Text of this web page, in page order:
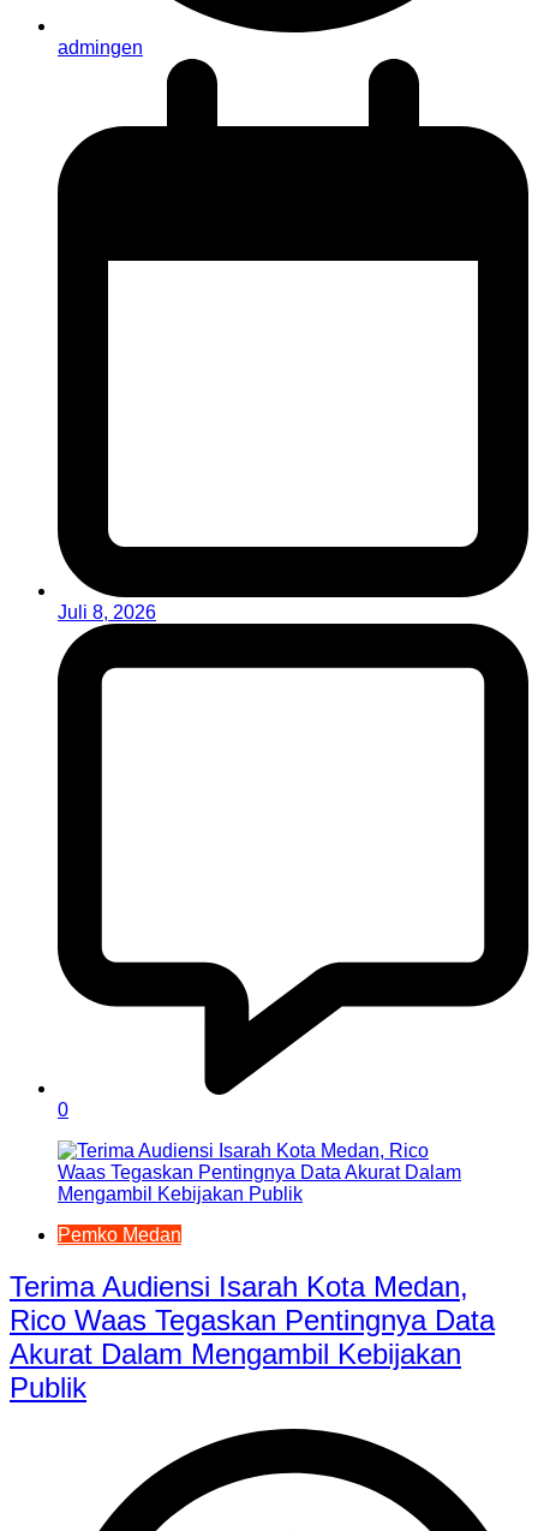
admingen
Juli 8, 2026
0
Pemko Medan
Terima Audiensi Isarah Kota Medan,
Rico Waas Tegaskan Pentingnya Data
Akurat Dalam Mengambil Kebijakan
Publik